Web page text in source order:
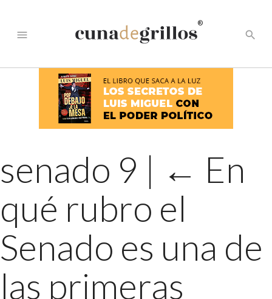
menu
®
search
senado 9 | ← En
qué rubro el
Senado es una de
las primeras